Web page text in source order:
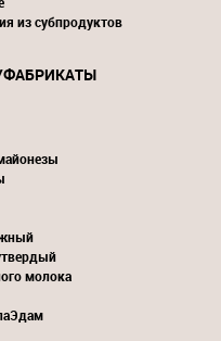
из субпродуктов
молока
Эдам